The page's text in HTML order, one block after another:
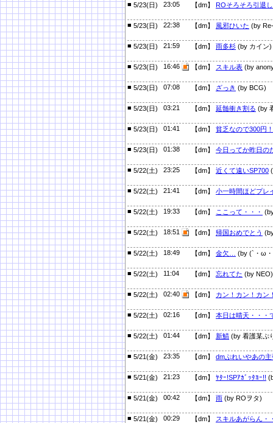
■ 5/23(日) 23:05 【dm】 ROそろそろ引退
■ 5/23(日) 22:38 【dm】 風邪ひいた (by
■ 5/23(日) 21:59 【dm】 雨多杉 (by カイン)
■ 5/23(日) 16:46 【dm】 スキル表 (by
■ 5/23(日) 07:08 【dm】 ざっき (by BCG)
■ 5/23(日) 03:21 【dm】 延髄衝き割る (by
■ 5/23(日) 01:41 【dm】 貧乏なので300円！
■ 5/23(日) 01:38 【dm】 今日ってか昨日の
■ 5/22(土) 23:25 【dm】 近くて遠いSP700
■ 5/22(土) 21:41 【dm】 小一時間ほどプレ
■ 5/22(土) 19:33 【dm】 ここって・・・
■ 5/22(土) 18:51 【dm】 帰国おめでとう
■ 5/22(土) 18:49 【dm】 金欠… (by (`・ω・
■ 5/22(土) 11:04 【dm】 忘れてた (by NEO)
■ 5/22(土) 02:40 【dm】 カン！カン！カン
■ 5/22(土) 02:16 【dm】 本日は晴天・・・
■ 5/22(土) 01:44 【dm】 新鯖 (by 看護某ぷ
■ 5/21(金) 23:35 【dm】 dmぷれいやあの主
■ 5/21(金) 21:23 【dm】 ﾔﾀｰ!SPｱｶﾞｯﾀﾖｰ!!
■ 5/21(金) 00:42 【dm】 雨 (by ROヲタ)
■ 5/21(金) 00:29 【dm】 スキルあがらん・